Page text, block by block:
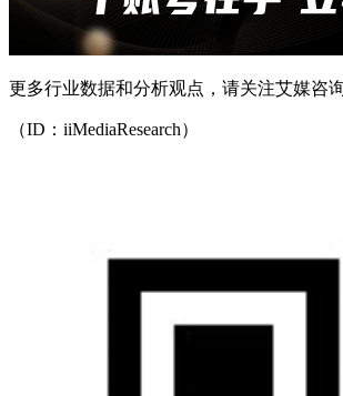
更多行业数据和分析观点，请关注艾媒咨
（ID：iiMediaResearch）